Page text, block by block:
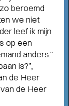
beroemd
we niet
leef ik mijn
op een
anders.”
is?”,
de Heer
de Heer